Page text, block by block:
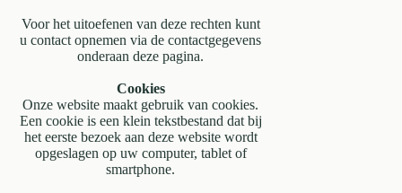
Voor het uitoefenen van deze rechten kunt
u contact opnemen via de contactgegevens
onderaan deze pagina.
Cookies
Onze website maakt gebruik van cookies.
Een cookie is een klein tekstbestand dat bij
het eerste bezoek aan deze website wordt
opgeslagen op uw computer, tablet of
smartphone.